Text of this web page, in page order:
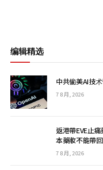
编辑精选
中共偷美AI技
7 8 月, 2026
返港帶EVE止
本藥妝不能帶
7 8 月, 2026